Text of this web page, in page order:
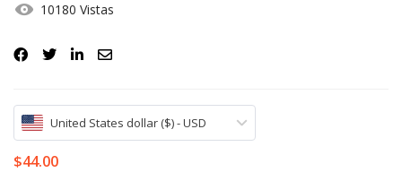
10180 Vistas
United States dollar ($) - USD
$44.00